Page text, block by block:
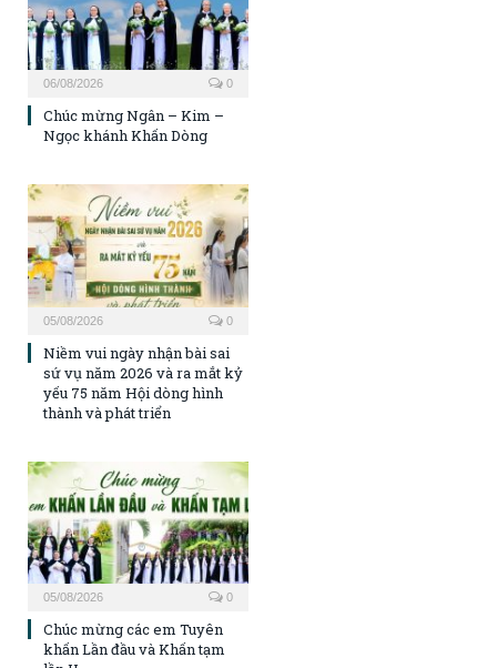
06/08/2026 0
Chúc mừng Ngân – Kim –
Ngọc khánh Khấn Dòng
05/08/2026 0
Niềm vui ngày nhận bài sai
sứ vụ năm 2026 và ra mắt kỷ
yếu 75 năm Hội dòng hình
thành và phát triển
05/08/2026 0
Chúc mừng các em Tuyên
khấn Lần đầu và Khấn tạm